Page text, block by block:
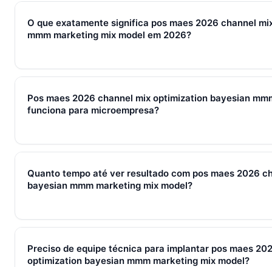
O que exatamente significa pos maes 2026 channel
mmm marketing mix model em 2026?
Em 2026, pos maes 2026 channel mix optimization
leads, qualificação, fechamento e pós-venda em um fluxo
sempre em torno de WhatsApp + CRM + IA — três pilares
Pos maes 2026 channel mix optimization bayesian
funciona para microempresa?
Sim — e quanto antes melhor. Implantar pos maes 2026
SocialHub começa em R$ 197/mês com 7 dias grátis sem
Quanto tempo até ver resultado com pos maes 2026
bayesian mmm marketing mix model?
Métricas de processo (tempo de resposta, follow-up)
Preciso de equipe técnica para implantar pos maes
optimization bayesian mmm marketing mix model?